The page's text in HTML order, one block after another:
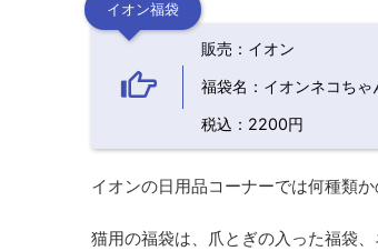
イオン福袋
販売：イオン
福袋名：イオンネコちゃ
税込：2200円
イオンの日用品コーナーでは何種類
猫用の福袋は、爪とぎの入った福袋